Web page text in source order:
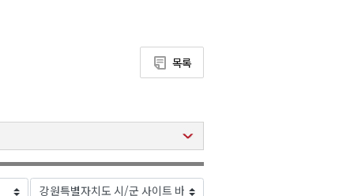
목록